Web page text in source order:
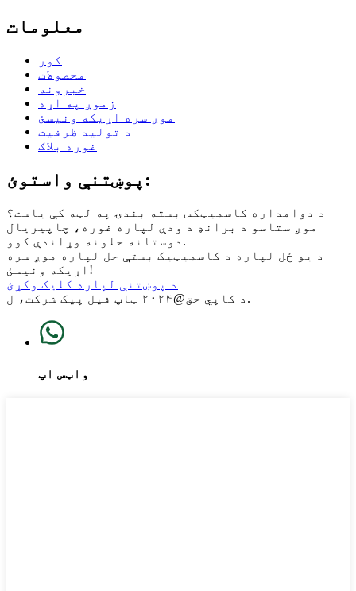
معلومات
کور
محصولات
خبرونه
زموږ په اړه
موږ سره اړیکه ونیسئ
د تولید ظرفیت
غوره بلاګ
پوښتنې واستوئ:
د دوامداره کاسمیټکس بسته بندۍ په لټه کې یاست؟
موږ ستاسو د برانډ د ودې لپاره غوره، چاپیریال
دوستانه حلونه وړاندې کوو.
د یو ځل لپاره د کاسمیټیک بستې حل لپاره موږ سره
اړیکه ونیسئ!
د پوښتنې لپاره کلیک وکړئ
د کاپي حق@۲۰۲۴ ټاپ فیل پیک شرکت، ل.
واټس اپ